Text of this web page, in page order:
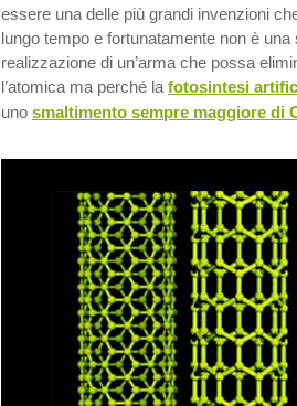
essere una delle più grandi invenzioni
lungo tempo e fortunatamente non è
realizzazione di un’arma che possa
l’atomica ma perché la fotosintesi
uno smaltimento sempre maggiore di